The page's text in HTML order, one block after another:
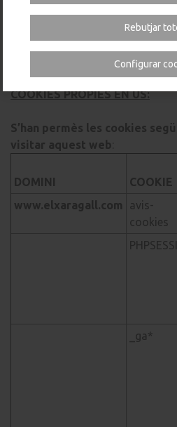
GUIA sobre l’ús de les cookies
amb els criteris de la CEPD.
COOKIES PRÒPIES EN ÚS:
S’han permès les cookies
visitar aquest web
DOMINI COOKIE
www.elxaragall.com
avis-
cookies
_ga*
Rebutjar
Configurar